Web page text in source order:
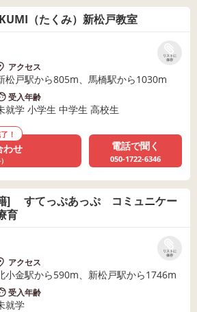
（たくみ）新松戸教室
リストに
保存
アクセス
松戸駅から805m、馬橋駅から1030m
受入年齢
就学 小学生 中学生 高校生
！
わせ 電話で聞く
050-1722-6346
籍] すてっぷあっぷ コミュニケー
育
リストに
保存
アクセス
小金駅から590m、新松戸駅から1746m
受入年齢
就学